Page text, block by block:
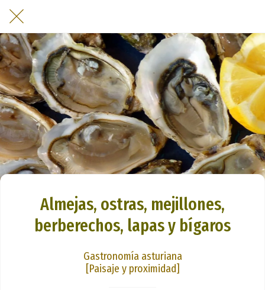
Almejas, ostras, mejillones,
berberechos, lapas y bígaros
Gastronomía asturiana
[Paisaje y proximidad]